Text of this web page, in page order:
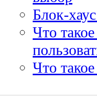
Блок-
Что
Что